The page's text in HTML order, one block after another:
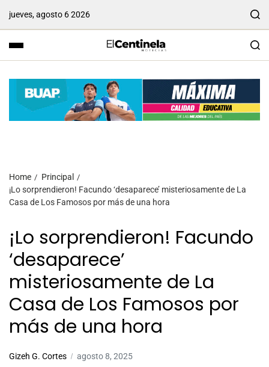
jueves, agosto 6 2026
Home
Principal
¡Lo sorprendieron! Facundo ‘desaparece’ misteriosamente de La
Casa de Los Famosos por más de una hora
¡Lo sorprendieron! Facundo
‘desaparece’
misteriosamente de La
Casa de Los Famosos por
más de una hora
Gizeh G. Cortes agosto 8, 2025